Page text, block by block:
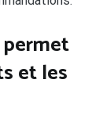
et les